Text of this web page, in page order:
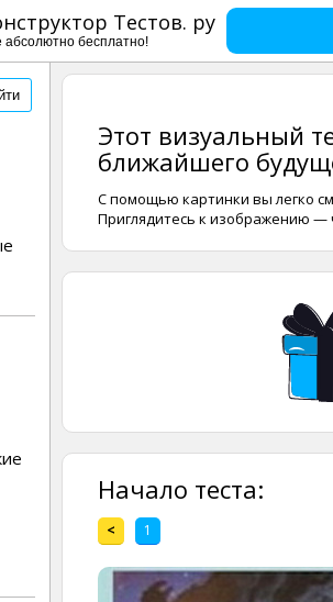
Тестов. ру
абсолютно бесплатно!
Этот визуальный
ближайшего
С помощью картинки вы легко
Приглядитесь к изображению —
Начало теста:
< 1